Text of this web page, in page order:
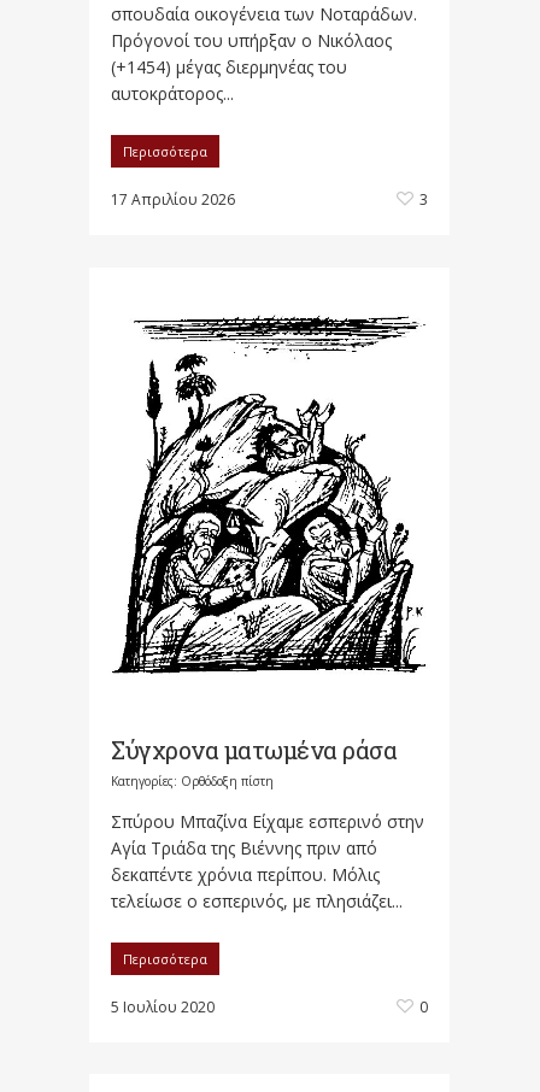
σπουδαία οικογένεια των Νοταράδων.
Πρόγονοί του υπήρξαν ο Νικόλαος
(+1454) µέγας διερµηνέας του
αυτοκράτορος...
Περισσότερα
17 Απριλίου 2026 3
Σύγχρονα ματωμένα ράσα
Κατηγορίες: Ορθόδοξη πίστη
Σπύρου Μπαζίνα Είχαμε εσπερινό στην
Αγία Τριάδα της Βιέννης πριν από
δεκαπέντε χρόνια περίπου. Μόλις
τελείωσε ο εσπερινός, με πλησιάζει...
Περισσότερα
5 Ιουλίου 2020 0